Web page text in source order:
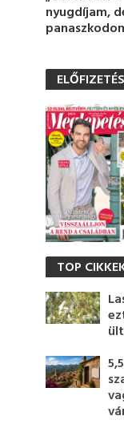
nyugdíjam,
ELŐFIZETÉS
TOP